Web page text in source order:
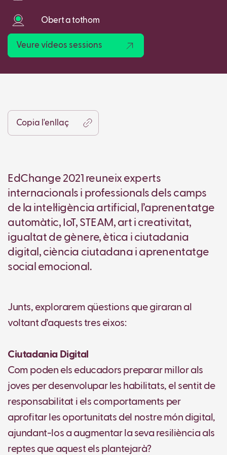
Obert a tothom
Veure vídeos sessions
Copia l'enllaç
EdChange 2021 reuneix experts
internacionals i professionals dels camps
de la intel·ligència artificial, l’aprenentatge
automàtic, IoT, STEAM, art i creativitat,
igualtat de gènere, ètica i ciutadania
digital, ciència ciutadana i aprenentatge
social emocional.
Junts, explorarem qüestions que giraran al
voltant d’aquests tres eixos:
Ciutadania Digital
Com poden els educadors preparar millor als
joves per desenvolupar les habilitats, el sentit de
responsabilitat i els comportaments per
aprofitar les oportunitats del nostre món digital,
ajundant-los a augmentar la seva resiliència als
reptes que aquest els plantejarà?